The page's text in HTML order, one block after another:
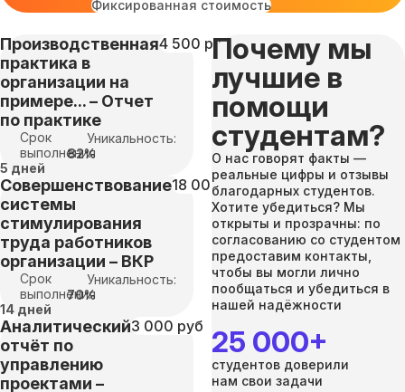
Фиксированная стоимость
Производственная
практика в
организации на
примере... – Отчет
по практике
4 500 руб
Срок
выполнения
5 дней
Уникальность:
82%
Совершенствование
системы
стимулирования
труда работников
организации – ВКР
18 000 руб
Срок
выполнения
14 дней
Уникальность:
70%
Аналитический
отчёт по
управлению
проектами –
3 000 руб
Почему мы
лучшие в
помощи
студентам?
О нас говорят факты —
реальные цифры и отзывы
благодарных студентов.
Хотите убедиться? Мы
открыты и прозрачны: по
согласованию со студентом
предоставим контакты,
чтобы вы могли лично
пообщаться и убедиться в
нашей надёжности
25 000+
студентов доверили
нам свои задачи